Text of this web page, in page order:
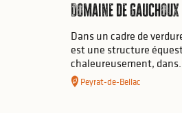
Domaine de Gauchoux
Dans un cadre de
est une structure
chaleureusement,
Peyrat-de-Bellac